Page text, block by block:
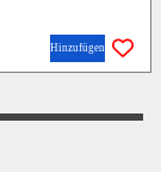
Hinzufügen